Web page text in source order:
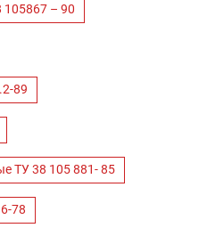
105867 – 90
89
ТУ 38 105 881- 85
78